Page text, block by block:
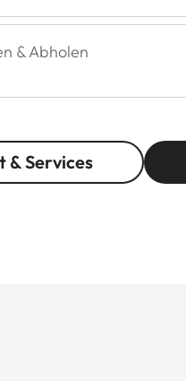
& Abholen
& Services